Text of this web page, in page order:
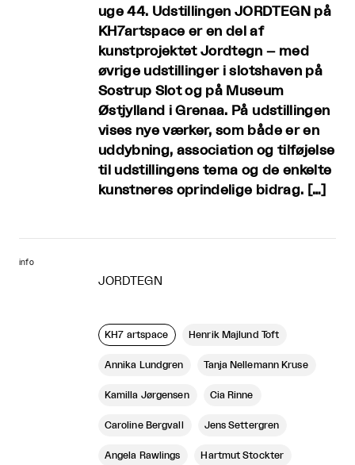
uge 44. Udstillingen JORDTEGN på
KH7artspace er en del af
kunstprojektet Jordtegn – med
øvrige udstillinger i slotshaven på
Sostrup Slot og på Museum
Østjylland i Grenaa. På udstillingen
vises nye værker, som både er en
uddybning, association og tilføjelse
til udstillingens tema og de enkelte
kunstneres oprindelige bidrag. […]
info
JORDTEGN
KH7 artspace Henrik Majlund Toft
Annika Lundgren Tanja Nellemann Kruse
Kamilla Jørgensen Cia Rinne
Caroline Bergvall Jens Settergren
Angela Rawlings Hartmut Stockter